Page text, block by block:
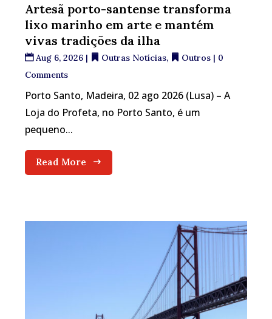
Artesã porto-santense transforma
lixo marinho em arte e mantém
vivas tradições da ilha
Aug 6, 2026 | Outras Notícias, Outros | 0
Comments
Porto Santo, Madeira, 02 ago 2026 (Lusa) – A
Loja do Profeta, no Porto Santo, é um
pequeno...
Read More